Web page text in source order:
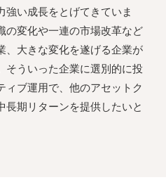
強い成長をとげてきていま
の変化や一連の市場改革など
、大きな変化を遂げる企業が
そういった企業に選別的に投
ィブ運用で、他のアセットク
長期リターンを提供したいと